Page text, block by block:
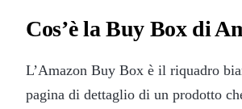
Cos’è la Buy Box di
L’Amazon Buy Box è il riquadro
pagina di dettaglio di un prodotto